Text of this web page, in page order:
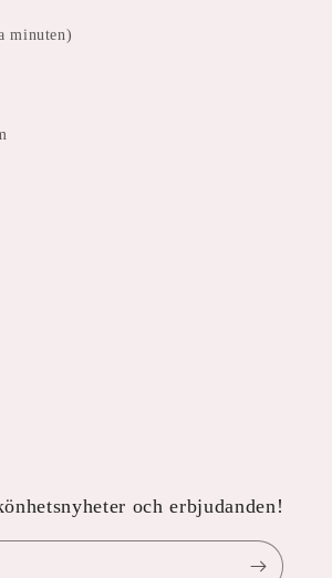
minuten)
och erbjudanden!